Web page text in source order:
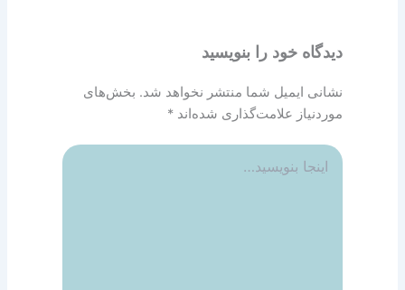
دیدگاه‌ خود را بنویسید
نشانی ایمیل شما منتشر نخواهد شد. بخش‌های
موردنیاز علامت‌گذاری شده‌اند *
اینجا
بنویسید…